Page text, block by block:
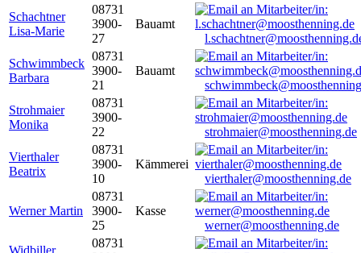
Schachtner
Lisa-Marie
08731
3900-
27
Bauamt
Schwimmbeck
Barbara
08731
3900-
21
Bauamt
Strohmaier
Monika
08731
3900-
22
strohmaier@moosthenning.de
Vierthaler
Beatrix
08731
3900-
10
Kämmerei
vierthaler@moosthenning.de
Werner Martin
08731
3900-
25
Kasse
werner@moosthenning.de
08731